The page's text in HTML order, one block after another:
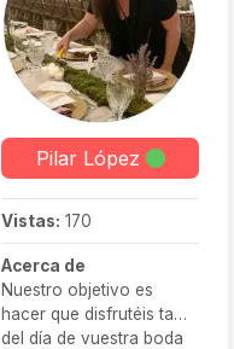
Pilar López
Vistas: 170
Acerca de
Nuestro objetivo es
hacer que disfrutéis tanto
del día de vuestra boda